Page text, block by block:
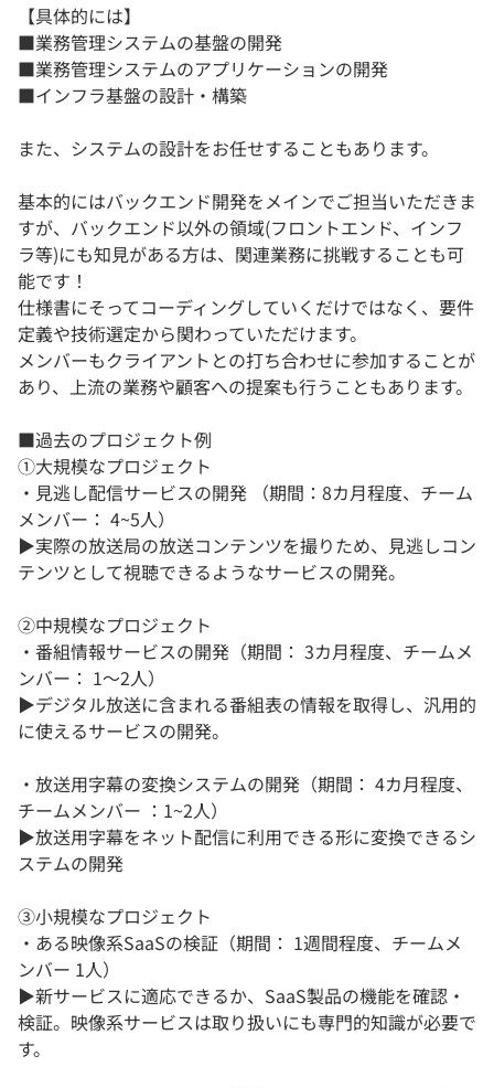
【具体的には】
■業務管理システムの基盤の開発
■業務管理システムのアプリケーションの開発
■インフラ基盤の設計・構築
また、システムの設計をお任せすることもあります。
基本的にはバックエンド開発をメインでご担当いただきま
すが、バックエンド以外の領域(フロントエンド、インフ
ラ等)にも知見がある方は、関連業務に挑戦することも可
能です！
仕様書にそってコーディングしていくだけではなく、要件
定義や技術選定から関わっていただけます。
メンバーもクライアントとの打ち合わせに参加することが
あり、上流の業務や顧客への提案も行うこともあります。
■過去のプロジェクト例
①大規模なプロジェクト
・見逃し配信サービスの開発 （期間：8カ月程度、チーム
メンバー： 4~5人）
▶︎実際の放送局の放送コンテンツを撮りため、見逃しコン
テンツとして視聴できるようなサービスの開発。
②中規模なプロジェクト
・番組情報サービスの開発（期間： 3カ月程度、チームメ
ンバー： 1～2人）
▶︎デジタル放送に含まれる番組表の情報を取得し、汎用的
に使えるサービスの開発。
・放送用字幕の変換システムの開発（期間： 4カ月程度、
チームメンバー ：1~2人）
▶︎放送用字幕をネット配信に利用できる形に変換できるシ
ステムの開発
③小規模なプロジェクト
・ある映像系SaaSの検証（期間： 1週間程度、チームメ
ンバー 1人）
▶︎新サービスに適応できるか、SaaS製品の機能を確認・
検証。映像系サービスは取り扱いにも専門的知識が必要で
す。